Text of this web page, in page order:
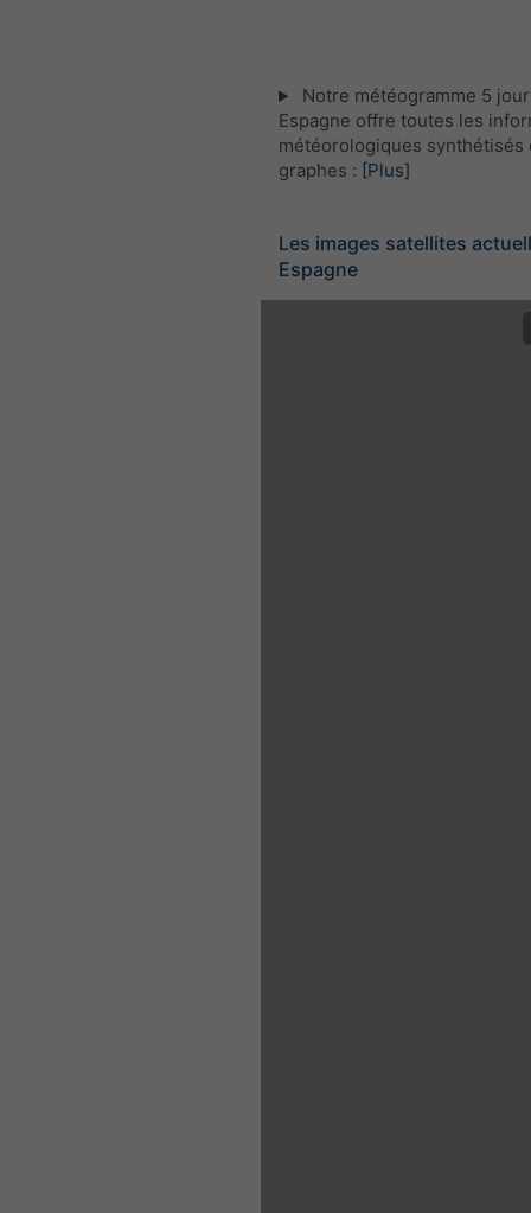
Notre météogramme 5
Espagne offre toutes les
météorologiques synthétisés
graphes : [Plus]
Les images satellites
Espagne